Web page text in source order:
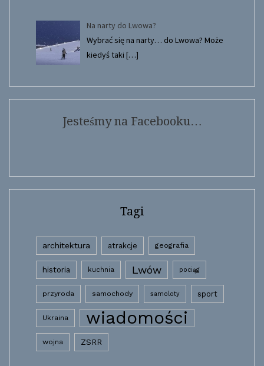
Na narty do Lwowa?
Wybrać się na narty… do Lwowa? Może
kiedyś taki […]
Jesteśmy na Facebooku…
Tagi
architektura atrakcje geografia
historia kuchnia Lwów pociąg
przyroda samochody samoloty sport
Ukraina wiadomości
wojna ZSRR